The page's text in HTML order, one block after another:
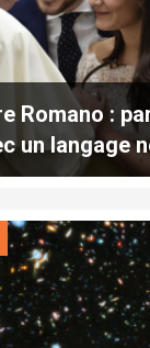
Romano :
un langage